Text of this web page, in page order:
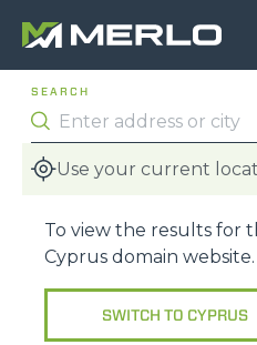
SEARCH
Use your current
To view the results for
Cyprus domain website.
SWITCH TO CYPRUS